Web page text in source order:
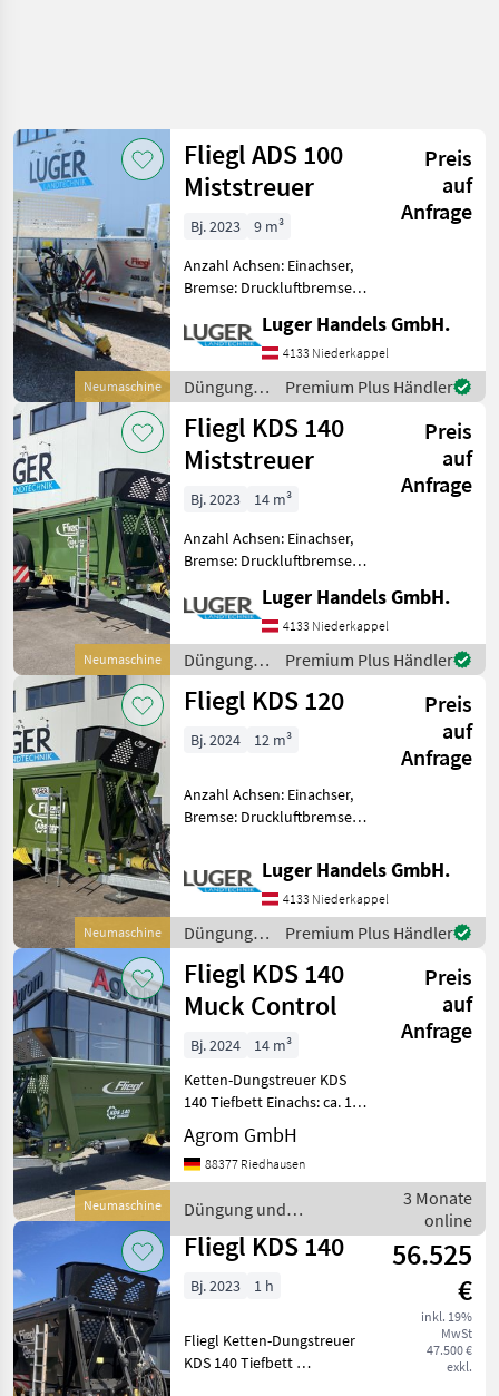
Neumaschine
Fliegl ADS 100
Miststreuer
Preis
auf
Anfrage
Bj. 2023
9 m³
Anzahl Achsen: Einachser,
Bremse: Druckluftbremse
Vorschub Fliegl ADS 100
Miststreuer - zul.
Gesamtgewicht 10000kg -
hydraul. gefederte Zug
Luger Handels GmbH.
4133 Niederkappel
Düngung
und
Beregnung
/ Fliegl
Premium Plus Händler
Neumaschine
Fliegl KDS 140
Miststreuer
Preis
auf
Anfrage
Bj. 2023
14 m³
Anzahl Achsen: Einachser,
Bremse: Druckluftbremse
Vorschub Fliegl KDS 140
Kettendungstreuer -
Einachs-Fahrgestell - zul.
Gesamtgewicht 13t
Luger Handels GmbH.
4133 Niederkappel
Düngung
und
Beregnung
Premium Plus Händler
Neumaschine
Fliegl KDS 120
Preis
auf
Anfrage
Bj. 2024 12 m³
Anzahl Achsen: Einachser,
Bremse: Druckluftbremse
Vorschub NEUMASCHINE -
zul. Gesamtgewicht
13.000kg - hydraul.
gefederte Zugeinrichtung
Un
Luger Handels GmbH.
4133 Niederkappel
Düngung
und
Beregnung
/ Fliegl
Premium Plus Händler
Neumaschine
Fliegl KDS 140
Muck Control
Preis
auf
Anfrage
Bj. 2024
14 m³
Ketten-Dungstreuer KDS
140 Tiefbett Einachs: ca. 14
m³ Einachsfahrgestell zul.
Gesamtgewicht 13000 kg
(entspricht 10000 kg
Stützlast) hydrauli
Agrom GmbH
88377 Riedhausen
Düngung und
Beregnung / Fliegl
3 Monate
online
Fliegl KDS 140
56.525
€
inkl. 19%
MwSt
47.500 €
exkl.
Bj. 2023 1 h
Fliegl Ketten-Dungstreuer
KDS 140 Tiefbett